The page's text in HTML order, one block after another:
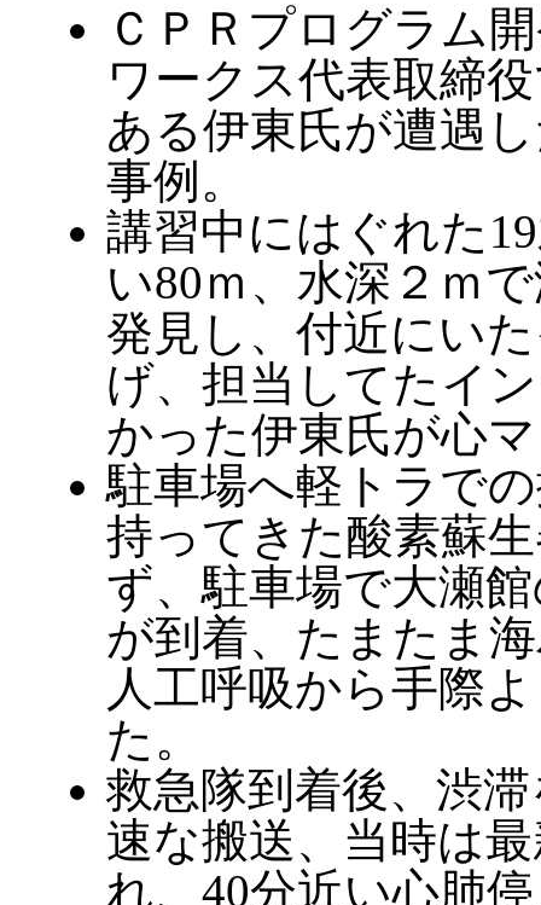
ＣＰＲプログラム
ワークス代表取締
ある伊東氏が遭遇
事例。
講習中にはぐれた
い80ｍ、水深２ｍ
発見し、付近にい
げ、担当してたイ
かった伊東氏が心
駐車場へ軽トラで
持ってきた酸素蘇
ず、駐車場で大瀬
が到着、たまたま
人工呼吸から手際
た。
救急隊到着後、渋
速な搬送、当時は
れ、40分近い心肺